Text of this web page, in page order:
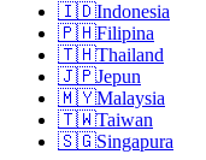
🇮🇩Indonesia
🇵🇭Filipina
🇹🇭Thailand
🇯🇵Jepun
🇲🇾Malaysia
🇹🇼Taiwan
🇸🇬Singapura